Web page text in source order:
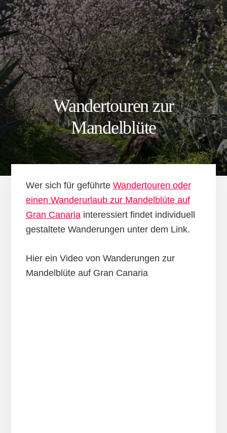
Wandertouren zur
Mandelblüte
Wer sich für geführte Wandertouren oder
einen Wanderurlaub zur Mandelblüte auf
Gran Canariainteressiert findet individuell
gestaltete Wanderungen unter dem Link.
Hier ein Video von Wanderungen zur
Mandelblüte auf Gran Canaria